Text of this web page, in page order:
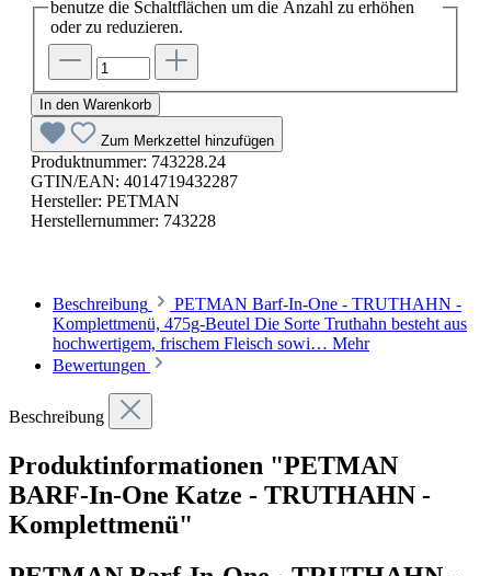
benutze die Schaltflächen um die Anzahl zu erhöhen
oder zu reduzieren.
In den Warenkorb
Zum Merkzettel hinzufügen
Produktnummer: 743228.24
GTIN/EAN: 4014719432287
Hersteller: PETMAN
Herstellernummer: 743228
Beschreibung
PETMAN Barf-In-One - TRUTHAHN -
Komplettmenü, 475g-Beutel Die Sorte Truthahn besteht aus
hochwertigem, frischem Fleisch sowi… Mehr
Bewertungen
Beschreibung
Produktinformationen "PETMAN
BARF-In-One Katze - TRUTHAHN -
Komplettmenü"